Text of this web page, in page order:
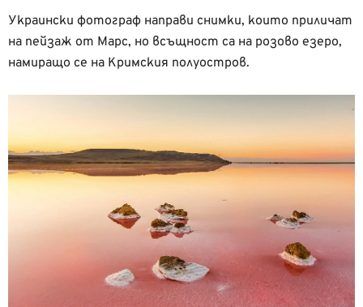
Украински фотограф направи снимки, които приличат
на пейзаж от Марс, но всъщност са на розово езеро,
намиращо се на Кримския полуостров.